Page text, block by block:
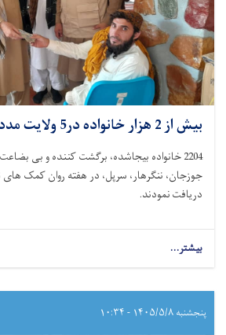
بیش از 2 هزار خانواده در5 ولایت مدد رسانی شد
2204 خانواده بیجاشده، برگشت کننده و بی
جوزجان، ننگرهار، سرپل، در هفته روان کمک
دریافت نمودند.
بیشتر...
پنجشنبه ۱۴۰۵/۵/۸ - ۱۰:۳۴